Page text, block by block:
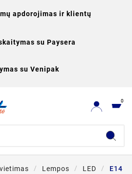
apdorojimas ir klientų
su Paysera
su Venipak
0
Lempos LED E14